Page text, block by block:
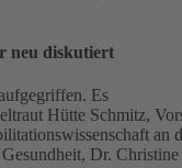
neu diskutiert
Es
Hütte Schmitz,
an
Dr.